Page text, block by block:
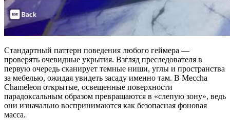
Стандартный паттерн поведения любого геймера —
проверять очевидные укрытия. Взгляд преследователя в
первую очередь сканирует темные ниши, углы и пространства
за мебелью, ожидая увидеть засаду именно там. В Meccha
Chameleon открытые, освещенные поверхности
парадоксальным образом превращаются в «слепую зону», ведь
они изначально воспринимаются как безопасная фоновая
масса.